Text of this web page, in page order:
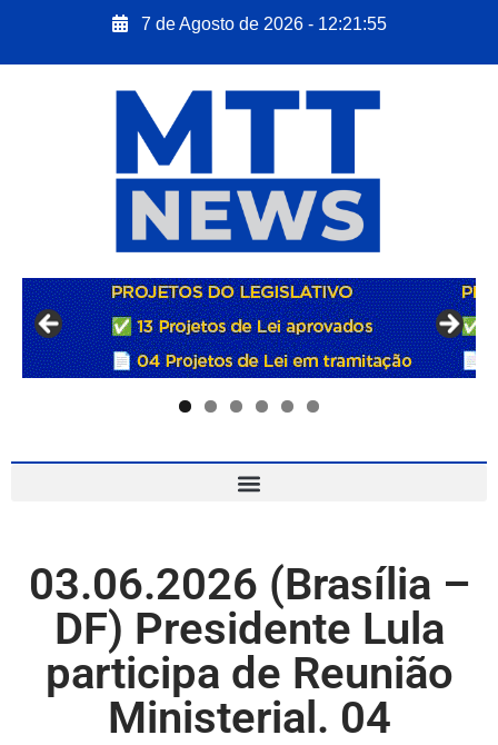
7 de Agosto de 2026 - 12:21:56
03.06.2026 (Brasília –
DF) Presidente Lula
participa de Reunião
Ministerial. 04